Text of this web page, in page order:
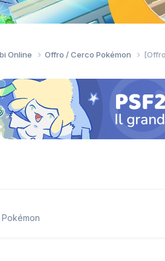
Online Offro / Cerco Pokémon